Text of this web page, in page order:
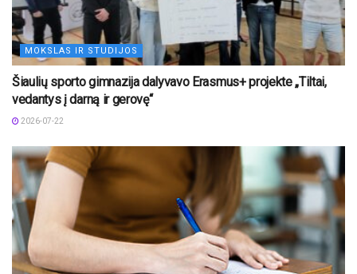
MOKSLAS IR STUDIJOS
Šiaulių sporto gimnazija dalyvavo Erasmus+ projekte „Tiltai,
vedantys į darną ir gerovę“
2026-07-22